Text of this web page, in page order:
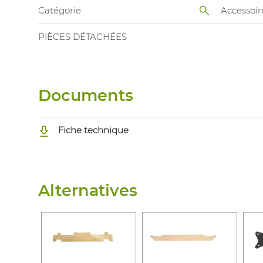
Catégorie
PIÈCES DÉTACHÉES
Documents
Fiche technique
Alternatives